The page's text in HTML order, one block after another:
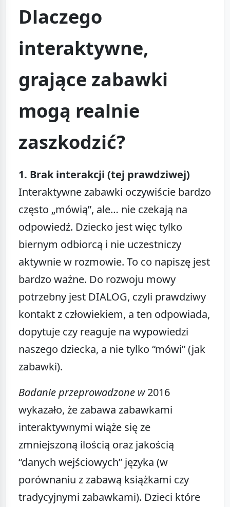
Dlaczego
interaktywne,
grające zabawki
mogą realnie
zaszkodzić?
1. Brak interakcji (tej prawdziwej)
Interaktywne zabawki oczywiście bardzo
często „mówią”, ale… nie czekają na
odpowiedź. Dziecko jest więc tylko
biernym odbiorcą i nie uczestniczy
aktywnie w rozmowie. To co napiszę jest
bardzo ważne. Do rozwoju mowy
potrzebny jest DIALOG, czyli prawdziwy
kontakt z człowiekiem, a ten odpowiada,
dopytuje czy reaguje na wypowiedzi
naszego dziecka, a nie tylko “mówi” (jak
zabawki).
Badanie przeprowadzone w2016
wykazało, że zabawa zabawkami
interaktywnymi wiąże się ze
zmniejszoną ilością oraz jakością
“danych wejściowych” języka (w
porównaniu z zabawą książkami czy
tradycyjnymi zabawkami). Dzieci które